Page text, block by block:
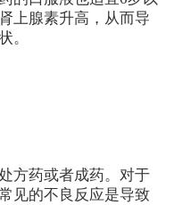
上腺素升高，从而导
。
方药或者成药。对于
见的不良反应是导致